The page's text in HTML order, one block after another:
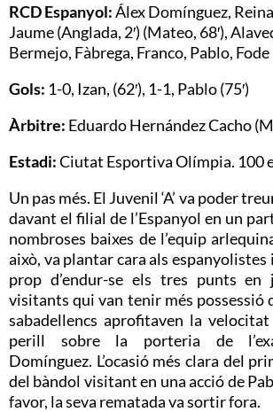
RCD Espanyol:Álex Domínguez,
Jaume (Anglada, 2′) (Mateo, 68′),
Bermejo, Fàbrega, Franco, Pablo, Fode
Gols: 1-0, Izan, (62′), 1-1, Pablo (75′)
Àrbitre: Eduardo Hernández Cacho
Estadi:Ciutat Esportiva Olímpia. 100
Un pas més. El Juvenil ‘A’ va poder
davant el filial de l’Espanyol en un
nombroses baixes de l’equip
això, va plantar cara als espanyolistes
prop d’endur-se els tres punts en
visitants qui van tenir més possessió
sabadellencs aprofitaven la
perill sobre la porteria de
Domínguez. L’ocasió més clara del
del bàndol visitant en una acció de
favor, la seva rematada va sortir fora.